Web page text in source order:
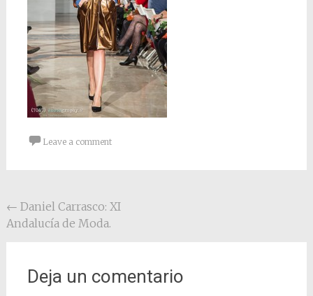
Leave a comment
Post navigation
← Daniel Carrasco: XI
Andalucía de Moda.
Deja un comentario